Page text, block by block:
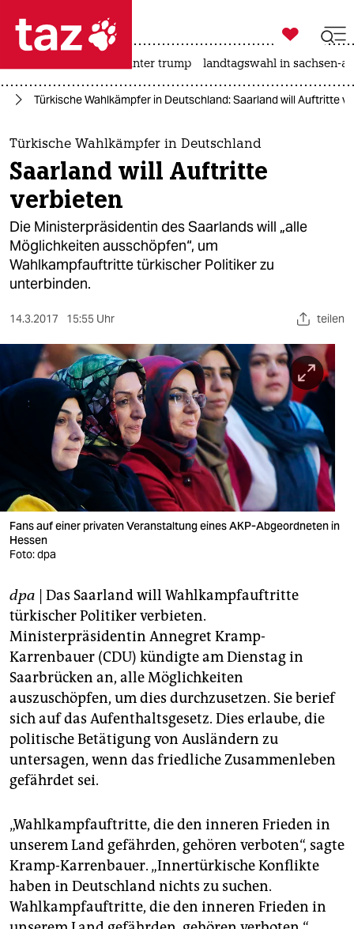
 taz zahl ich
taz zahl ich
themen
politik
öko
gesellschaft
kultur
sport
berlin
nord
wahrheit
verlag
verlag
veranstaltungen
shop
fragen & hilfe
unterstützen
abo
genossenschaft
epaper login

taz zahl ich
usa unter trump landtagswahl in sachsen-
Türkische Wahlkämpfer in Deutschland: Saarland will Auftritte
Türkische Wahlkämpfer in Deutschland
Saarland will Auftritte
verbieten
Die Ministerpräsidentin des Saarlands will „alle
Möglichkeiten ausschöpfen“, um
Wahlkampfauftritte türkischer Politiker zu
unterbinden.
14.3.2017 15:55 Uhr teilen
Fans auf einer privaten Veranstaltung eines AKP-Abgeordneten in
Hessen
Foto: dpa
dpa | Das Saarland will Wahlkampfauftritte
türkischer Politiker verbieten.
Ministerpräsidentin Annegret Kramp-
Karrenbauer (CDU) kündigte am Dienstag in
Saarbrücken an, alle Möglichkeiten
auszuschöpfen, um dies durchzusetzen. Sie berief
sich auf das Aufenthaltsgesetz. Dies erlaube, die
politische Betätigung von Ausländern zu
untersagen, wenn das friedliche Zusammenleben
gefährdet sei.
„Wahlkampfauftritte, die den inneren Frieden in
unserem Land gefährden, gehören verboten“, sagte
Kramp-Karrenbauer. „Innertürkische Konflikte
haben in Deutschland nichts zu suchen.
Wahlkampfauftritte, die den inneren Frieden in